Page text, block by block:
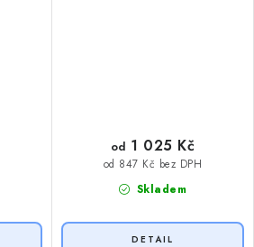
Skladem
od 847 Kč bez DPH
od 1 025 Kč